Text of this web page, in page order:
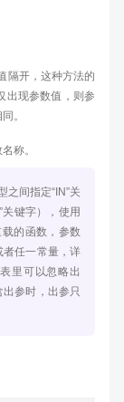
隔开，这种方法的
出现参数值，则参
。
称。
之间指定“IN”关
键字），使用
的函数，参数
者任一常量，详
里可以忽略出
参时，出参只